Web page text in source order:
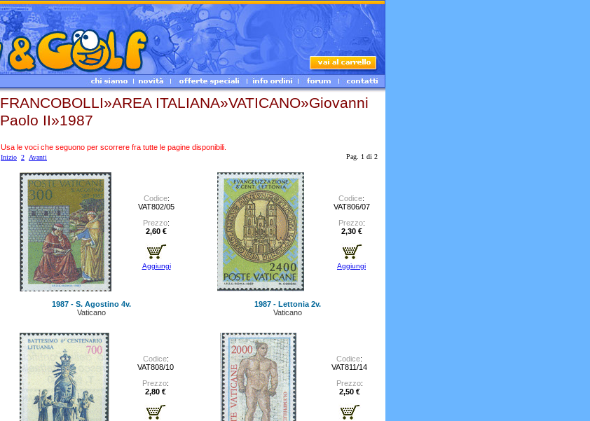
FRANCOBOLLI»AREA ITALIANA»VATICANO»Giovanni
Paolo II»1987
Usa le voci che seguono per scorrere fra tutte le pagine disponibili.
Inizio 2 Avanti Pag. 1 di 2
Codice:
VAT802/05
Prezzo:
2,60 €
Aggiungi
1987 - S. Agostino 4v.
Vaticano
Codice:
VAT806/07
Prezzo:
2,30 €
Aggiungi
1987 - Lettonia 2v.
Vaticano
Codice:
VAT808/10
Prezzo:
2,80 €
Codice:
VAT811/14
Prezzo:
2,50 €